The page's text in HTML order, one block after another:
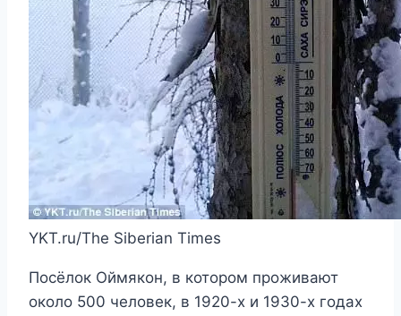
YKT.ru/The Siberian Times
Посёлок Оймякон, в котором проживают
около 500 человек, в 1920-х и 1930-х годах